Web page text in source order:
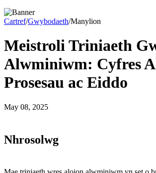
Cartref/Gwybodaeth/Manylion
Meistroli Triniaeth
Alwminiwm: Cyfres
Prosesau ac Eiddo
May 08, 2025
Nhrosolwg